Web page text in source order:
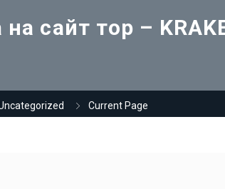
сайт тор –
Current Page